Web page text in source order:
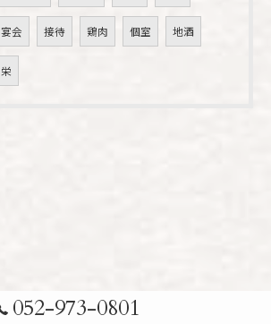
宴会 接待 鶏肉 個室 地酒
栄
052-973-0801